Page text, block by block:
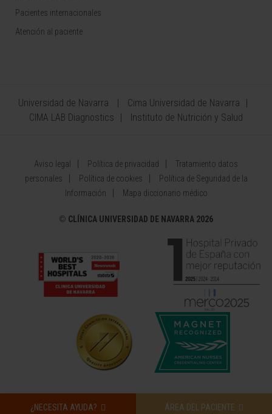
¿NECESITA AYUDA? ÁREA DEL PACIENTE
Pacientes internacionales
Atención al paciente
Universidad de Navarra
Cima Universidad de Navarra
CIMA LAB Diagnostics
Instituto de Nutrición y Salud
Aviso legal Política de privacidad
Tratamiento datos
personales
Política de cookies
Política de Seguridad de la
Información
Mapa diccionario médico
© CLÍNICA UNIVERSIDAD DE NAVARRA 2026